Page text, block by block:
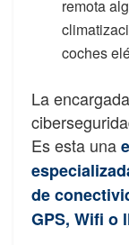
remota
coches
La
Es esta una
de
GPS, Wifi o